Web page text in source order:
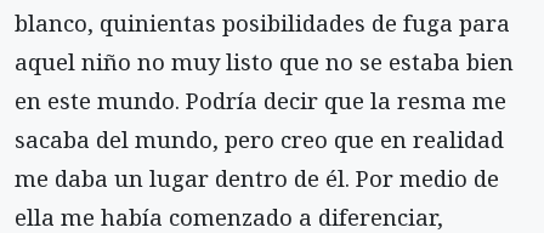
blanco, quinientas posibilidades de fuga para
aquel niño no muy listo que no se estaba bien
en este mundo. Podría decir que la resma me
sacaba del mundo, pero creo que en realidad
me daba un lugar dentro de él. Por medio de
ella me había comenzado a diferenciar,